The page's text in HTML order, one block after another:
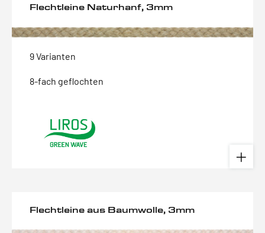
Flechtleine Naturhanf, 3mm
9 Varianten
8-fach geflochten
Flechtleine aus Baumwolle, 3mm